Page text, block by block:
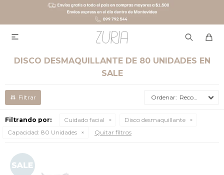

DISCO DESMAQUILLANTE DE 80 UNIDADES EN
SALE
Recomendados
Filtrando por: Cuidado facial
Disco desmaquillante
Capacidad: 80 Unidades Quitar filtros